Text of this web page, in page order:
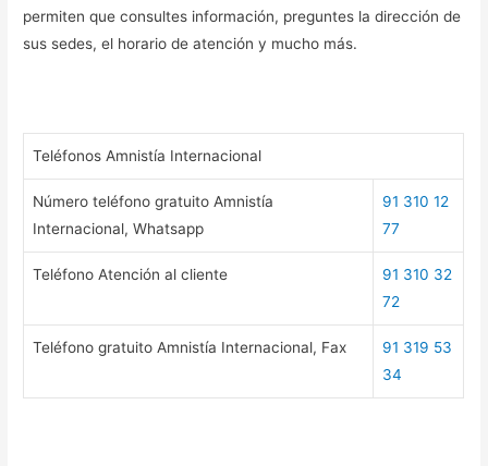
permiten que consultes información, preguntes la dirección de
sus sedes, el horario de atención y mucho más.
Teléfonos Amnistía Internacional
Número teléfono gratuito Amnistía
Internacional, Whatsapp
91 310 12
77
Teléfono Atención al cliente
91 310 32
72
Teléfono gratuito Amnistía Internacional, Fax
91 319 53
34